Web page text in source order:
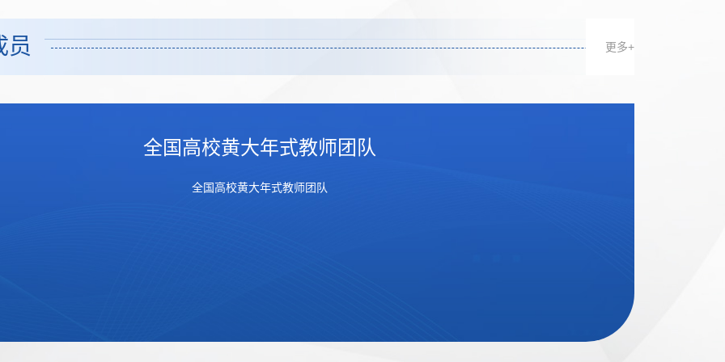
员 更多+
全国高校黄大年式教师团队
全国高校黄大年式教师团队